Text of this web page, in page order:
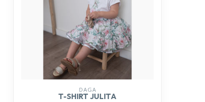
DAGA
T-SHIRT JULITA